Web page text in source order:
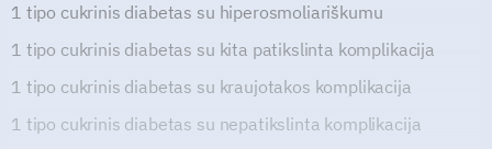
1 tipo cukrinis diabetas su hiperosmoliariškumu
1 tipo cukrinis diabetas su kita patikslinta komplikacija
1 tipo cukrinis diabetas su kraujotakos komplikacija
1 tipo cukrinis diabetas su nepatikslinta komplikacija